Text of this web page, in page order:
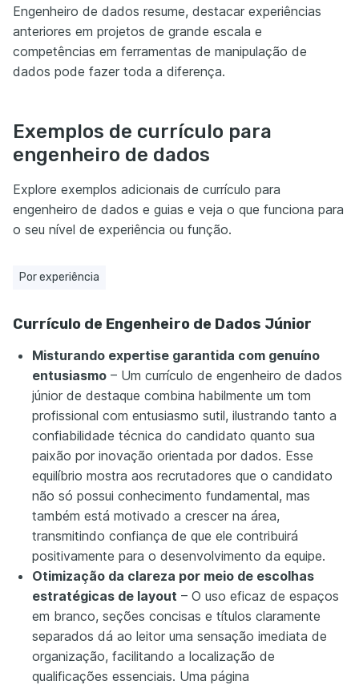
Engenheiro de dados resume, destacar experiências
anteriores em projetos de grande escala e
competências em ferramentas de manipulação de
dados pode fazer toda a diferença.
Exemplos de currículo para
engenheiro de dados
Explore exemplos adicionais de currículo para
engenheiro de dados e guias e veja o que funciona para
o seu nível de experiência ou função.
Por experiência
Currículo de Engenheiro de Dados Júnior
Misturando expertise garantida com genuíno
entusiasmo – Um currículo de engenheiro de dados
júnior de destaque combina habilmente um tom
profissional com entusiasmo sutil, ilustrando tanto a
confiabilidade técnica do candidato quanto sua
paixão por inovação orientada por dados. Esse
equilíbrio mostra aos recrutadores que o candidato
não só possui conhecimento fundamental, mas
também está motivado a crescer na área,
transmitindo confiança de que ele contribuirá
positivamente para o desenvolvimento da equipe.
Otimização da clareza por meio de escolhas
estratégicas de layout – O uso eficaz de espaços
em branco, seções concisas e títulos claramente
separados dá ao leitor uma sensação imediata de
organização, facilitando a localização de
qualificações essenciais. Uma página